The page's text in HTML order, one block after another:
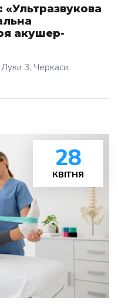
«Ультразвукова
акушер-
Луки 3, Черкаси,
28
КВІТНЯ